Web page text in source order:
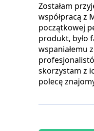
Zostałam
współpracą z
początkowej
produkt, było
wspaniałemu
skorzystam z
polecę